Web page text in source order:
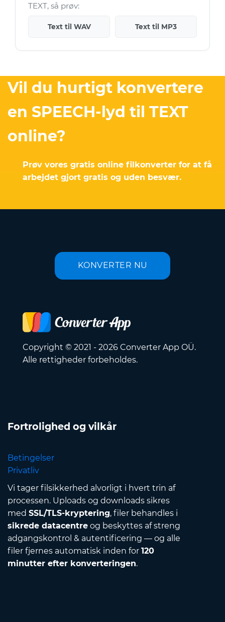
TEXT, så prøv:
Text til WAV Text til MP3
Vil du hurtigt konvertere
en SPEECH-lyd til TEXT
online?
Prøv vores gratis online filkonverter for at få
arbejdet gjort gratis og uden besvær.
KONVERTER NU
Copyright © 2021 - 2026 Converter App OÜ.
Alle rettigheder forbeholdes.
Fortrolighed og vilkår
Betingelser
Privatliv
Vi tager filsikkerhed alvorligt i hvert trin af
processen. Uploads og downloads sikres
med SSL/TLS-kryptering, filer behandles i
sikrede datacentre og beskyttes af streng
adgangskontrol & autentificering — og alle
filer fjernes automatisk inden for 120
minutter efter konverteringen.